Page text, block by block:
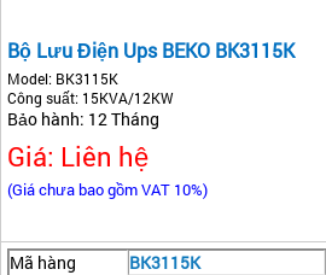
Bộ Lưu Điện Ups BEKO BK3115K
Model: BK3115K
Công suất: 15KVA/12KW
Bảo hành: 12 Tháng
Giá: Liên hệ
(Giá chưa bao gồm VAT 10%)
Mã hàng BK3115K